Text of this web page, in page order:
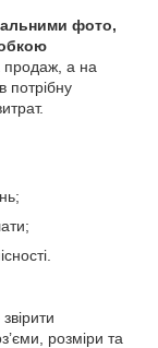
фото,
продаж, а на
потрібну
розміри та